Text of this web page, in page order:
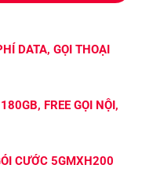
DATA, GỌI THOẠI
FREE GỌI NỘI,
CƯỚC 5GMXH200